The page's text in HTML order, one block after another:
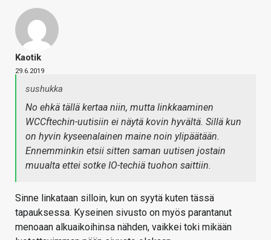
Kaotik
29.6.2019
sushukka
No ehkä tällä kertaa niin, mutta linkkaaminen
WCCftechin-uutisiin ei näytä kovin hyvältä. Sillä kun
on hyvin kyseenalainen maine noin ylipäätään.
Ennemminkin etsii sitten saman uutisen jostain
muualta ettei sotke IO-techiä tuohon saittiin.
Sinne linkataan silloin, kun on syytä kuten tässä
tapauksessa. Kyseinen sivusto on myös parantanut
menoaan alkuaikoihinsa nähden, vaikkei toki mikään